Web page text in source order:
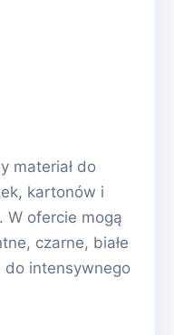
materiał do
kartonów i
W ofercie mogą
czarne, białe
do intensywnego